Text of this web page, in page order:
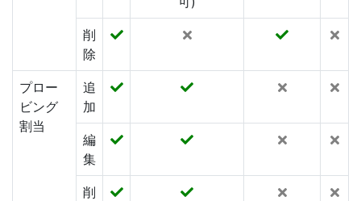
削
除
プロー
ビング
割当
追
加
編
集
削